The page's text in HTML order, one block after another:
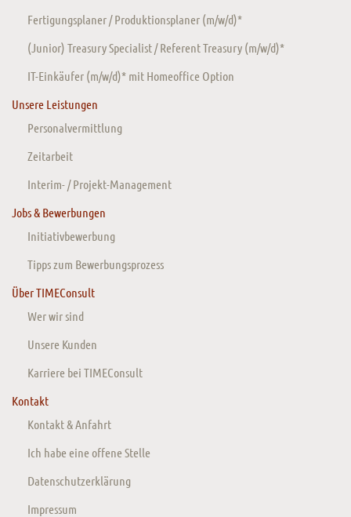
Fertigungsplaner / Produktionsplaner (m/w/d)*
(Junior) Treasury Specialist / Referent Treasury (m/w/d)*
IT-Einkäufer (m/w/d)* mit Homeoffice Option
Unsere Leistungen
Personalvermittlung
Zeitarbeit
Interim- / Projekt-Management
Jobs & Bewerbungen
Initiativbewerbung
Tipps zum Bewerbungsprozess
Über TIMEConsult
Wer wir sind
Unsere Kunden
Karriere bei TIMEConsult
Kontakt
Kontakt & Anfahrt
Ich habe eine offene Stelle
Datenschutzerklärung
Impressum